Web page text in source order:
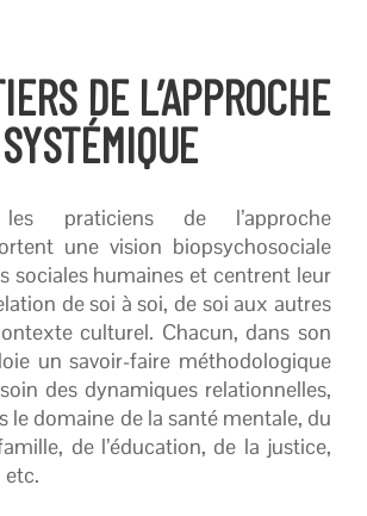
DE L’APPROCHE
SYSTÉMIQUE
les praticiens de l’approche
une vision biopsychosociale
sociales humaines et centrent leur
de soi à soi, de soi aux autres
culturel. Chacun, dans son
un savoir-faire méthodologique
des dynamiques relationnelles,
le domaine de la santé mentale, du
de l’éducation, de la justice,
etc.